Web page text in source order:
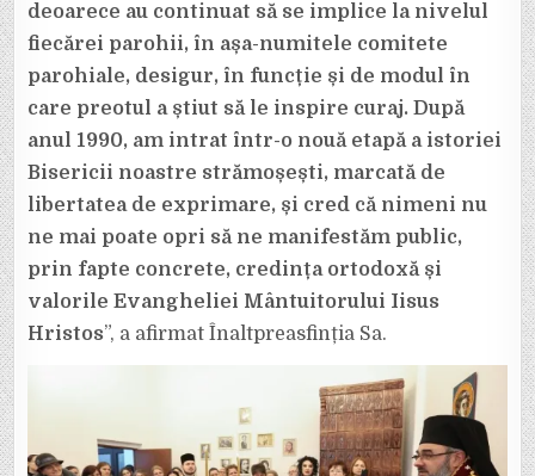
deoarece au continuat să se implice la nivelul
fiecărei parohii, în așa-numitele comitete
parohiale, desigur, în funcție și de modul în
care preotul a știut să le inspire curaj. După
anul 1990, am intrat într-o nouă etapă a istoriei
Bisericii noastre strămoșești, marcată de
libertatea de exprimare, și cred că nimeni nu
ne mai poate opri să ne manifestăm public,
prin fapte concrete, credința ortodoxă și
valorile Evangheliei Mântuitorului Iisus
Hristos”, a afirmat Înaltpreasfinția Sa.